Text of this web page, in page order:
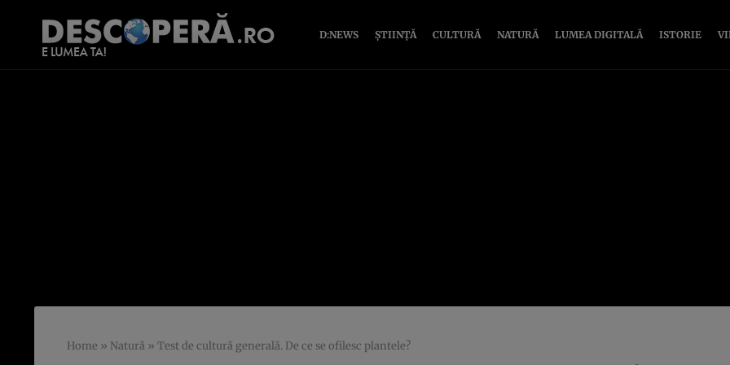
D:NEWS ȘTIINȚĂ CULTURĂ NATURĂ LUMEA DIGITALĂ ISTORIE
Home » Natură » Test de cultură generală. De ce se ofilesc plantele?